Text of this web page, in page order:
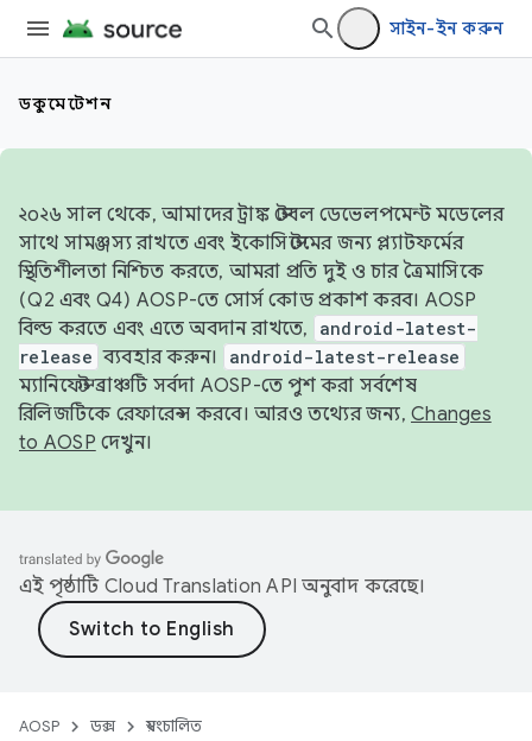
সাইন-ইন করুন
ডকুমেন্টেশন
২০২৬ সাল থেকে, আমাদের ট্রাঙ্ক স্টেবল ডেভেলপমেন্ট মডেলের
সাথে সামঞ্জস্য রাখতে এবং ইকোসিস্টেমের জন্য প্ল্যাটফর্মের
স্থিতিশীলতা নিশ্চিত করতে, আমরা প্রতি দুই ও চার ত্রৈমাসিকে
(Q2 এবং Q4) AOSP-তে সোর্স কোড প্রকাশ করব। AOSP
বিল্ড করতে এবং এতে অবদান রাখতে,
android-latest-
release ব্যবহার করুন। android-latest-release
ম্যানিফেস্ট ব্রাঞ্চটি সর্বদা AOSP-তে পুশ করা সর্বশেষ
রিলিজটিকে রেফারেন্স করবে। আরও তথ্যের জন্য, Changes
to AOSP দেখুন।
এই পৃষ্ঠাটি Cloud Translation API অনুবাদ করেছে।
AOSP ডক্স স্বয়ংচালিত